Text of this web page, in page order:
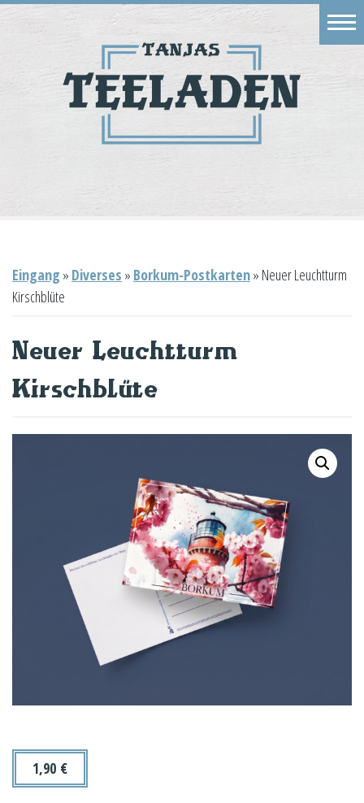
Eingang » Diverses » Borkum-Postkarten» Neuer Leuchtturm
Kirschblüte
Neuer Leuchtturm
Kirschblüte
1,90 €
Geschäft